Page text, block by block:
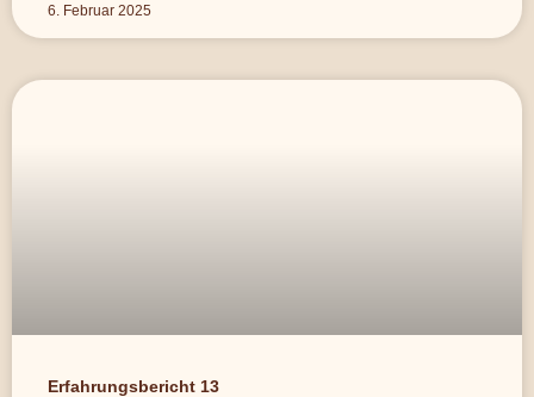
6. Februar 2025
Erfahrungsbericht 13